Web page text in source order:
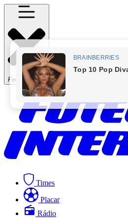
Fechar Menu
Times
Placar
Rádio